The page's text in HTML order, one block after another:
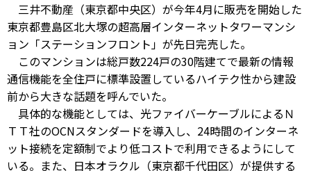
三井不動産（東京都中央区）が今年4月に販売を開始した
東京都豊島区北大塚の超高層インターネットタワーマンシ
ョン「ステーションフロント」が先日完売した。
このマンションは総戸数224戸の30階建てで最新の情報
通信機能を全住戸に標準設置しているハイテク性から建設
前から大きな話題を呼んでいた。
具体的な機能としては、光ファイバーケーブルによるＮ
ＴＴ社のOCNスタンダードを導入し、24時間のインターネ
ット接続を定額制でより低コストで利用できるようにして
いる。また、日本オラクル（東京都千代田区）が提供する